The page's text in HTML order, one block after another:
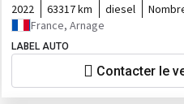
2022 63317 km diesel
France, Arnage
LABEL AUTO
Contacter le